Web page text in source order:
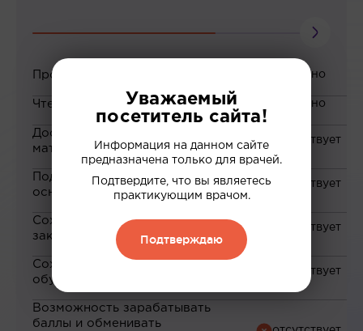
Просмотр вебинаров
Чтение статей
Доступ к закрытым
материалам
Подборка материалов на
основе ваших интересов
Сохранение материалов в
закладки
Сохранение прогресса по
обучению
Возможность зарабатывать
баллы и обменивать
Уважаемый
посетитель сайта!
Информация на данном сайте
предназначена только для врачей.
Подтвердите, что вы являетесь
практикующим врачом.
Подтверждаю